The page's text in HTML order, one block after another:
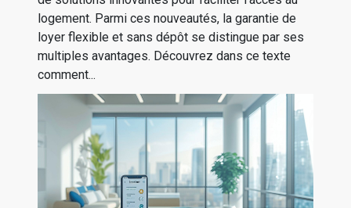
logement. Parmi ces nouveautés, la garantie de
loyer flexible et sans dépôt se distingue par ses
multiples avantages. Découvrez dans ce texte
comment...